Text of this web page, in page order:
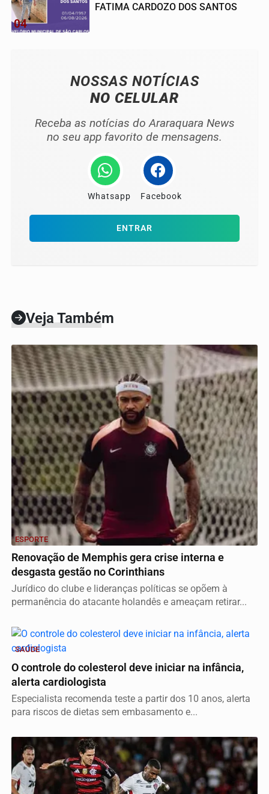
04
FATIMA CARDOZO DOS SANTOS
NOSSAS NOTÍCIAS
NO CELULAR
Receba as notícias do Araraquara News
no seu app favorito de mensagens.
Whatsapp Facebook
ENTRAR
Veja Também
ESPORTE
Renovação de Memphis gera crise interna e
desgasta gestão no Corinthians
Jurídico do clube e lideranças políticas se opõem à
permanência do atacante holandês e ameaçam retirar...
SAÚDE
O controle do colesterol deve iniciar na infância,
alerta cardiologista
Especialista recomenda teste a partir dos 10 anos, alerta
para riscos de dietas sem embasamento e...